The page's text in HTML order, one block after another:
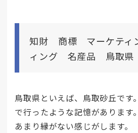
知財 商標 マーケティ
ィング 名産品 鳥取県
鳥取県といえば、鳥取砂丘です
で行ったような記憶があります
あまり縁がない感じがします。